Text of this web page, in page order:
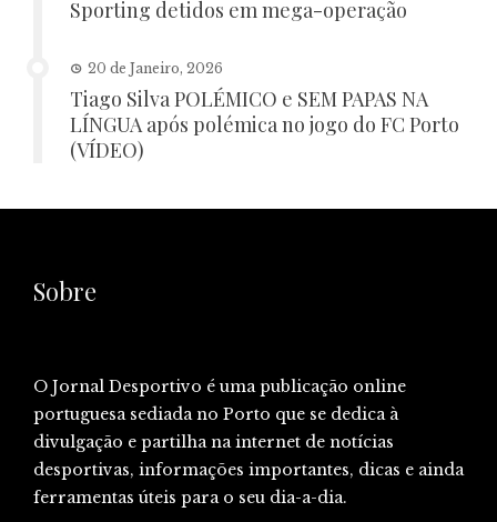
Sporting detidos em mega-operação
20 de Janeiro, 2026
Tiago Silva POLÉMICO e SEM PAPAS NA
LÍNGUA após polémica no jogo do FC Porto
(VÍDEO)
Sobre
O Jornal Desportivo é uma publicação online
portuguesa sediada no Porto que se dedica à
divulgação e partilha na internet de notícias
desportivas, informações importantes, dicas e ainda
ferramentas úteis para o seu dia-a-dia.